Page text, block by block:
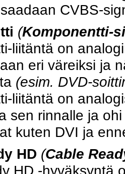
CVBS-
(Komponentti-
liitäntä on
eri väreiksi ja
(esim. DVD-
liitäntä on
sen rinnalle ja
kuten DVI ja
HD (Cable
HD -hyväksyntä